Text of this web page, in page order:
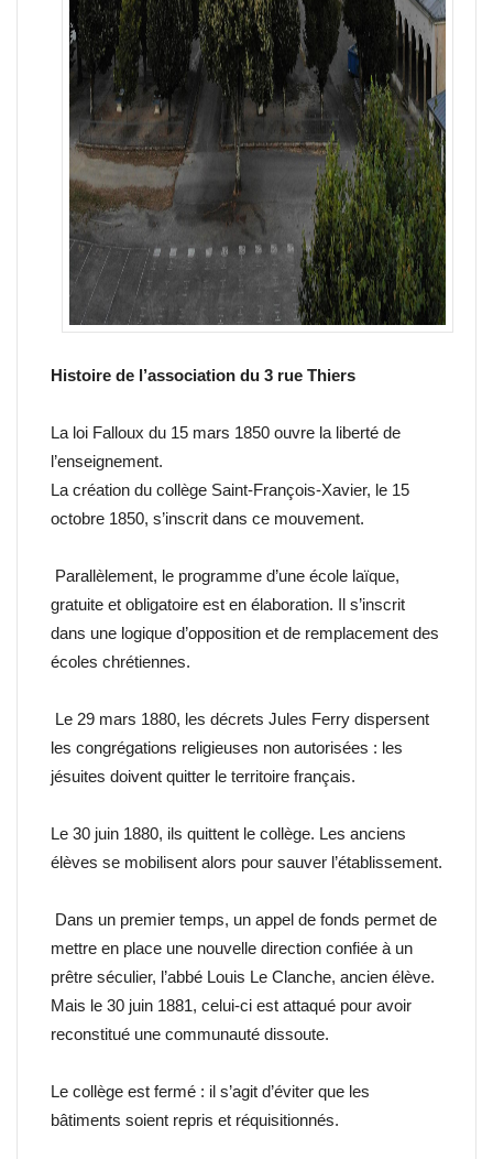
Histoire de l’association du 3 rue Thiers
La loi Falloux du 15 mars 1850 ouvre la liberté de
l’enseignement.
La création du collège Saint-François-Xavier, le 15
octobre 1850, s’inscrit dans ce mouvement.
Parallèlement, le programme d’une école laïque,
gratuite et obligatoire est en élaboration. Il s’inscrit
dans une logique d’opposition et de remplacement des
écoles chrétiennes.
Le 29 mars 1880, les décrets Jules Ferry dispersent
les congrégations religieuses non autorisées : les
jésuites doivent quitter le territoire français.
Le 30 juin 1880, ils quittent le collège. Les anciens
élèves se mobilisent alors pour sauver l’établissement.
Dans un premier temps, un appel de fonds permet de
mettre en place une nouvelle direction confiée à un
prêtre séculier, l’abbé Louis Le Clanche, ancien élève.
Mais le 30 juin 1881, celui-ci est attaqué pour avoir
reconstitué une communauté dissoute.
Le collège est fermé : il s’agit d’éviter que les
bâtiments soient repris et réquisitionnés.